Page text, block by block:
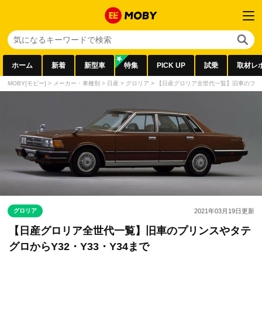
ホーム 新着 新型車 特集 PICK UP 試乗 取材レ
MOBY[モビー] > メーカー・車種別 > 日産 > グロリア > 【日産グロリア全世代一覧】旧車のプ
グロリア 2021年03月19日更新
【日産グロリア全世代一覧】旧車のプリンスやタテ
グロからY32・Y33・Y34まで